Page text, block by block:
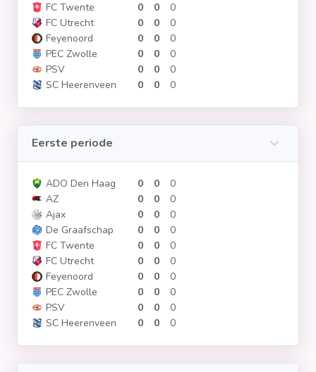
FC Twente
0 0
0
FC Utrecht
0 0
0
Feyenoord
0 0
0
PEC Zwolle
0 0
0
PSV
0 0
0
SC Heerenveen
0 0 0
Eerste periode
ADO Den Haag 0 0
0
AZ
0 0
0
Ajax
0 0
0
De Graafschap
0 0
0
FC Twente
0 0
0
FC Utrecht
0 0
0
Feyenoord
0 0
0
PEC Zwolle
0 0
0
PSV
0 0
0
SC Heerenveen
0 0 0